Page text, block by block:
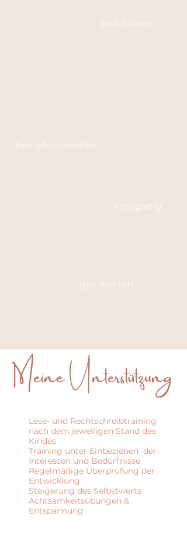
einfühlsam
bedürfnisorientiert
einzigartig
ganzheitlich
Meine Unterstützung
Lese- und Rechtschreibtraining
nach dem jeweiligen Stand des
Kindes
Training unter Einbeziehen der
Interessen und Bedürfnisse
Regelmäßige Überprüfung der
Entwicklung
Steigerung des Selbstwerts
Achtsamkeitsübungen &
Entspannung